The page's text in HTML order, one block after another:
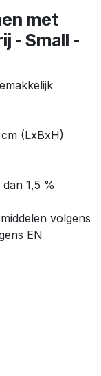
met
- Small -
(LxBxH)
1,5 %
volgens
EN